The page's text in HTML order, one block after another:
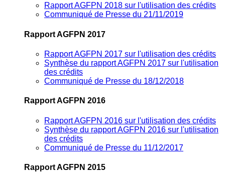
Rapport AGFPN 2018 sur l'utilisation des crédits
Communiqué de Presse du 21/11/2019
Rapport AGFPN 2017
Rapport AGFPN 2017 sur l'utilisation des crédits
Synthèse du rapport AGFPN 2017 sur l'utilisation
des crédits
Communiqué de Presse du 18/12/2018
Rapport AGFPN 2016
Rapport AGFPN 2016 sur l'utilisation des crédits
Synthèse du rapport AGFPN 2016 sur l'utilisation
des crédits
Communiqué de Presse du 11/12/2017
Rapport AGFPN 2015